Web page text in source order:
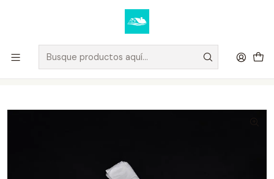
Elige tus productos y recibe tu compra a domicilio u oficina.
Ver condiciones de despacho
Inicio PRODUCTOS DE LIMPIEZA
Bolsa camiseta blanca 40x50 cm x 100 unidades